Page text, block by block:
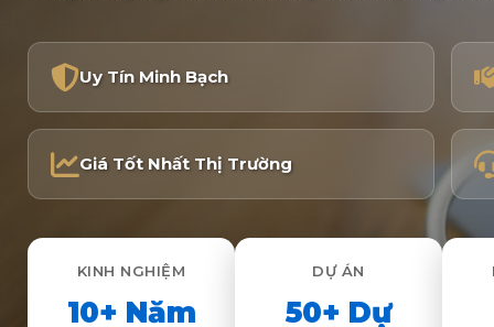
Uy Tín Minh Bạch
Giá Tốt Nhất Thị Trường
KINH NGHIỆM
10+ Năm
DỰ ÁN
50+ Dự